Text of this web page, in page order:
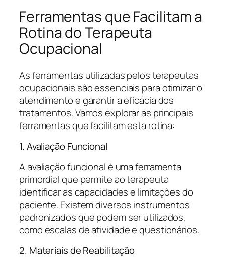
Ferramentas que Facilitam a
Rotina do Terapeuta
Ocupacional
As ferramentas utilizadas pelos terapeutas
ocupacionais são essenciais para otimizar o
atendimento e garantir a eficácia dos
tratamentos. Vamos explorar as principais
ferramentas que facilitam esta rotina:
1. Avaliação Funcional
A avaliação funcional é uma ferramenta
primordial que permite ao terapeuta
identificar as capacidades e limitações do
paciente. Existem diversos instrumentos
padronizados que podem ser utilizados,
como escalas de atividade e questionários.
2. Materiais de Reabilitação